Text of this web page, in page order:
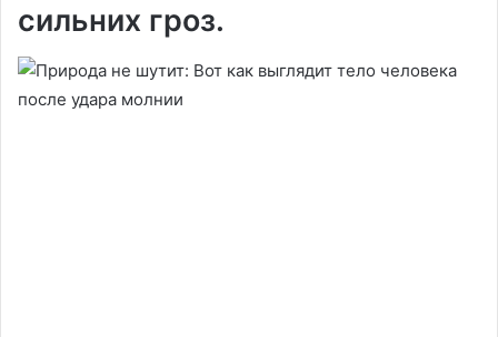
сильних гроз.